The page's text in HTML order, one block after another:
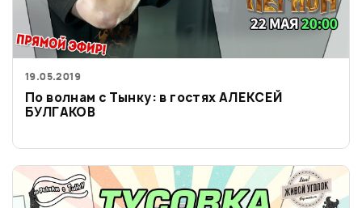
19.05.2019
По волнам с Тынку: в гостях АЛЕКСЕЙ
БУЛГАКОВ